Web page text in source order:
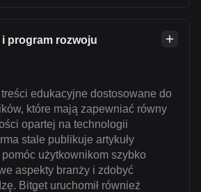
i program rozwoju
edukacyjne dostosowane do
które mają zapewniać równy
opartej na technologii
stale publikuje artykuły
użytkownikom szybko
aspekty branży i zdobyć
Bitget uruchomił również